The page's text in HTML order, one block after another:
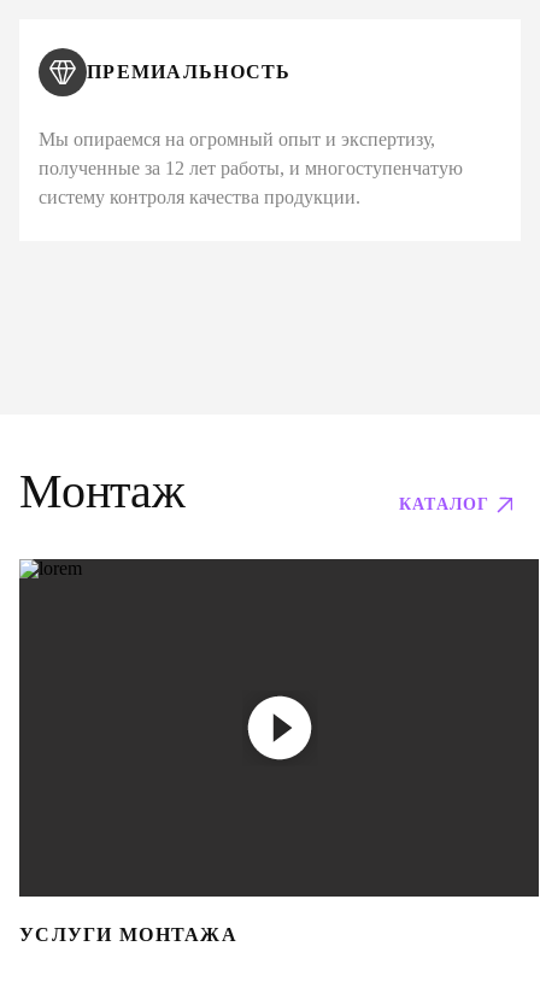
ПРЕМИАЛЬНОСТЬ
Мы опираемся на огромный опыт и экспертизу,
полученные за 12 лет работы, и многоступенчатую
систему контроля качества продукции.
Монтаж КАТАЛОГ
УСЛУГИ МОНТАЖА